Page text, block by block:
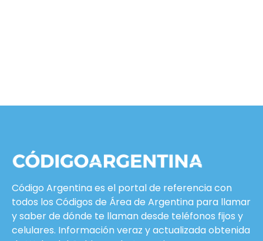
Código Argentina es el portal de referencia con
todos los Códigos de Área de Argentina para llamar
y saber de dónde te llaman desde teléfonos fijos y
celulares. Información veraz y actualizada obtenida